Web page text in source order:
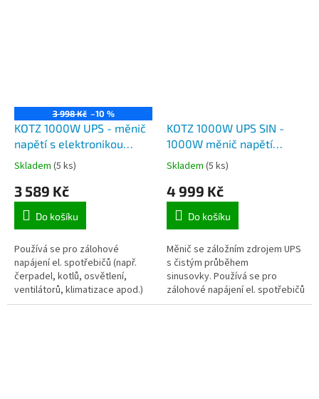
3 998 Kč –10 %
KOTZ 1000W UPS - měnič
napětí s elektronikou
záložního zdroje 230V
například pro kotle, max.
trvalý výkon 1000W
Skladem (5 ks)
3 589 Kč
Do košíku
Používá se pro zálohové
napájení el. spotřebičů (např.
čerpadel, kotlů, osvětlení,
ventilátorů, klimatizace apod.)
na 230V. V případě výpadku el.
KOTZ 1000W UPS SIN -
1000W měnič napětí
CARSPA, čistá sinusovka,
záložní zdroj 230V
například pro kotle
Skladem (5 ks)
4 999 Kč
Do košíku
Měnič se záložním zdrojem UPS
s čistým průběhem
sinusovky. Používá se pro
zálohové napájení el. spotřebičů
(např. čerpadel, kotlů, osvětlení,